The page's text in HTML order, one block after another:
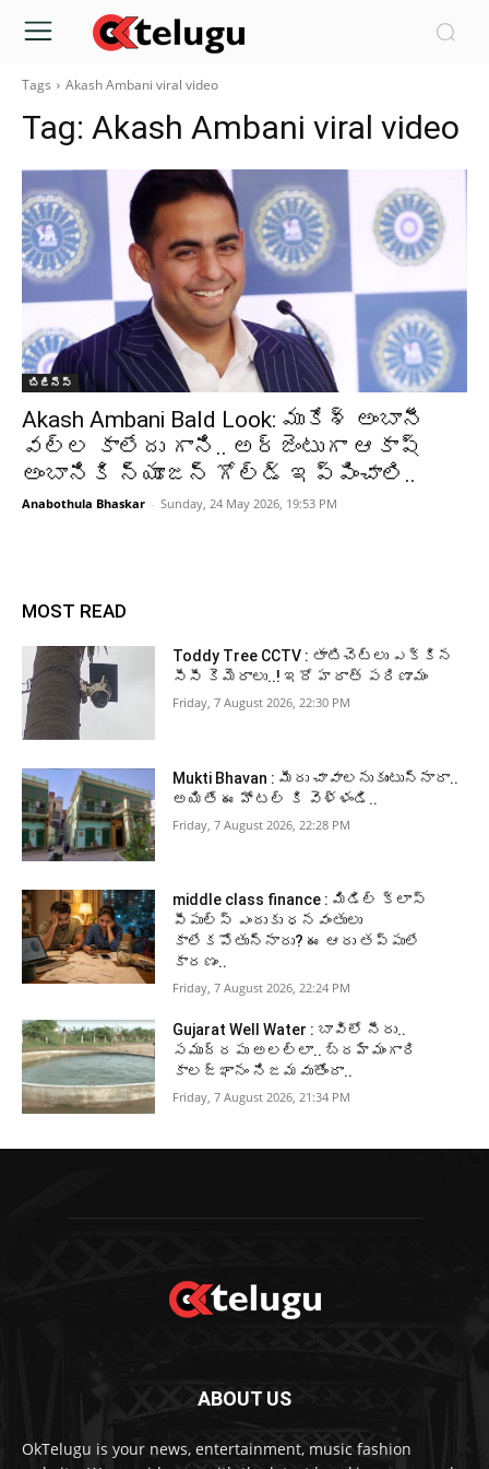
Tags Akash Ambani viral video
Tag: Akash Ambani viral video
బిజినెస్
Akash Ambani Bald Look: ముకేశ్ అంబానీ
వల్ల కాలేదు గాని.. అర్జెంటుగా ఆకాష్
అంబానికి న్యూజన్ గోల్డ్ ఇప్పించాలి..
Anabothula Bhaskar - Sunday, 24 May 2026, 19:53 PM
MOST READ
Toddy Tree CCTV : తాటిచెట్లు ఎక్కిన
సీసీ కెమెరాలు..! ఇదో హఠాత్ పరిణామం
Friday, 7 August 2026, 22:30 PM
Mukti Bhavan : మీరు చావాలనుకుంటున్నారా..
అయితే ఈ హోటల్ కి వెళ్ళండి..
Friday, 7 August 2026, 22:28 PM
middle class finance : మిడిల్ క్లాస్
పీపుల్స్ ఎందుకు ధనవంతులు
కాలేకపోతున్నారు? ఈ ఆరు తప్పులే
కారణం..
Friday, 7 August 2026, 22:24 PM
Gujarat Well Water : బావిలో నీరు..
సముద్రపు అలల్లా.. బ్రహ్మంగారి
కాలజ్ఞానం నిజమవుతోందా..
Friday, 7 August 2026, 21:34 PM
ABOUT US
OkTelugu is your news, entertainment, music fashion